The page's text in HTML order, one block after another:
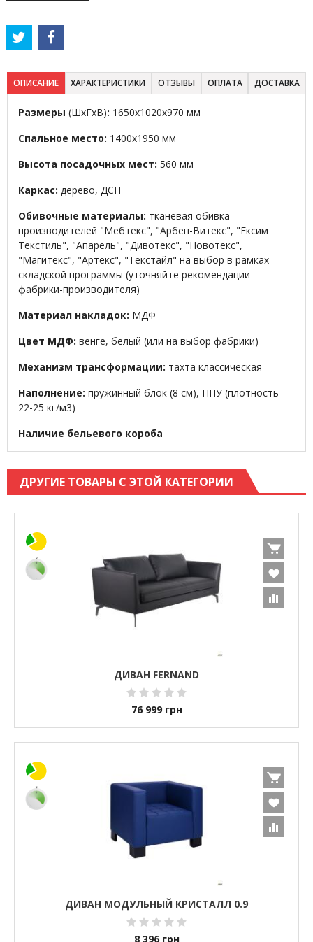
ОПИСАНИЕ ХАРАКТЕРИСТИКИ ОТЗЫВЫ ОПЛАТА ДОСТАВКА
Размеры (ШхГхВ): 1650х1020х970 мм
Спальное место: 1400х1950 мм
Высота посадочных мест: 560 мм
Каркас: дерево, ДСП
Обивочные материалы: тканевая обивка
производителей "Мебтекс", "Арбен-Витекс", "Ексим
Текстиль", "Апарель", "Дивотекс", "Новотекс",
"Магитекс", "Артекс", "Текстайл" на выбор в рамках
складской программы (уточняйте рекомендации
фабрики-производителя)
Материал накладок: МДФ
Цвет МДФ: венге, белый (или на выбор фабрики)
Механизм трансформации: тахта классическая
Наполнение: пружинный блок (8 см), ППУ (плотность
22-25 кг/м3)
Наличие бельевого короба
ДРУГИЕ ТОВАРЫ С ЭТОЙ КАТЕГОРИИ
ДИВАН FERNAND
76 999 грн
ДИВАН МОДУЛЬНЫЙ КРИСТАЛЛ 0.9
8 396 грн